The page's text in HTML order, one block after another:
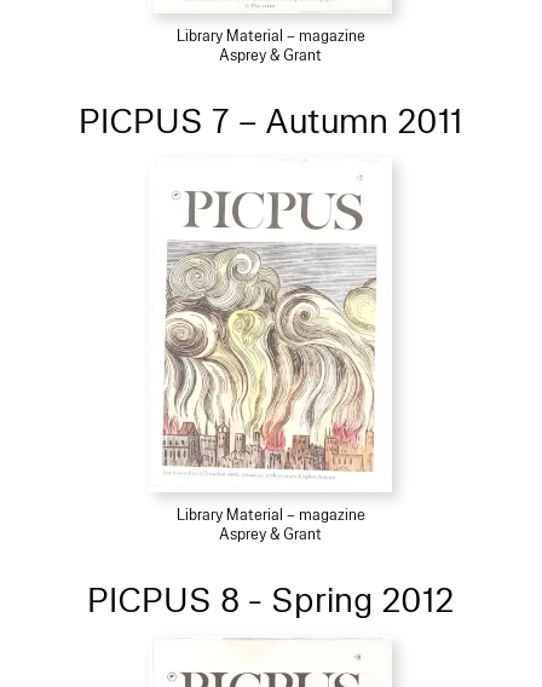
Library Material – magazine
Asprey & Grant
PICPUS 7 – Autumn 2011
Library Material – magazine
Asprey & Grant
PICPUS 8 - Spring 2012